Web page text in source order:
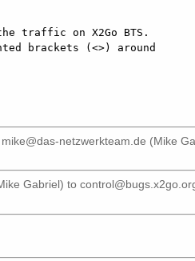
traffic on X2Go BTS.
brackets (<>) around
mike@das-netzwerkteam.de (Mike
Gabriel) to